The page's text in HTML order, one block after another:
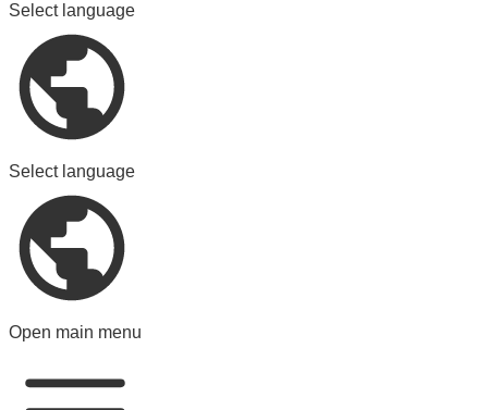
Select language
Select language
Open main menu